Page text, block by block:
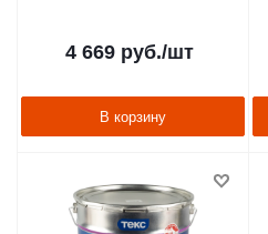
4 669руб./шт
В корзину